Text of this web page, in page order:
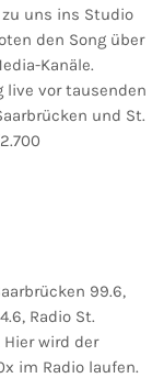
uns ins Studio
den Song über
Kanäle.
live vor tausenden
und St.
99.6,
Radio St.
wird der
im Radio laufen.